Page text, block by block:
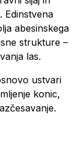
Edinstvena
abesinskega
strukture –
las.
ustvari
konic,